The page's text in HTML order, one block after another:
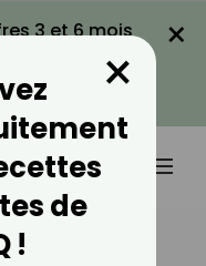
3 et 6 mois
×
Carb Cycling ?
de
!
×